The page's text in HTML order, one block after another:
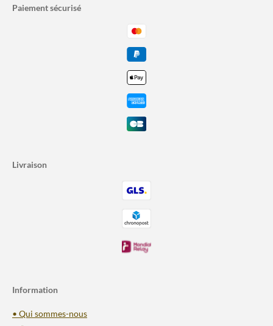
Paiement sécurisé
Livraison
Information
• Qui sommes-nous